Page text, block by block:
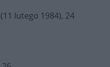
(11 lutego 1984), 24